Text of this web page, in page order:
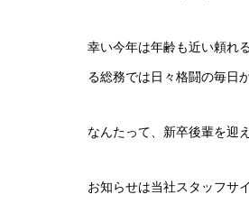
幸い今年は年齢も近い頼れ
る総務では日々格闘の毎日
なんたって、新卒後輩を迎
お知らせは当社スタッフサ